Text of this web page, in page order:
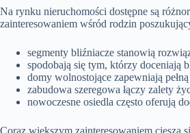
Na rynku nieruchomości dostępne są
zainteresowaniem wśród rodzin
segmenty bliźniacze stanowią
spodobają się tym, którzy doceniają
domy wolnostojące zapewniają
zabudowa szeregowa łączy zalety
nowoczesne osiedla często oferują